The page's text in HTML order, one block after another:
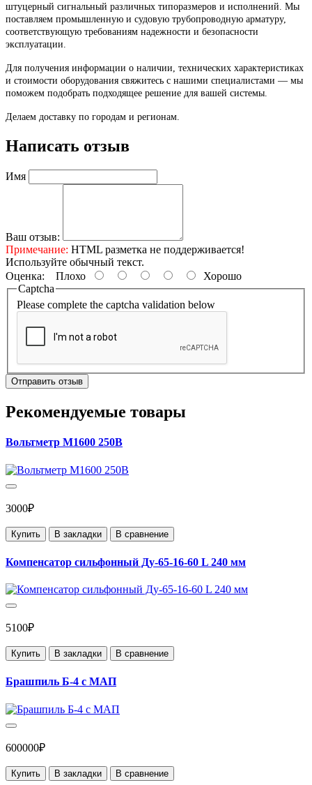
штуцерный сигнальный различных типоразмеров и исполнений. Мы
поставляем промышленную и судовую трубопроводную арматуру,
соответствующую требованиям надежности и безопасности
эксплуатации.
Для получения информации о наличии, технических характеристиках
и стоимости оборудования свяжитесь с нашими специалистами — мы
поможем подобрать подходящее решение для вашей системы.
Делаем доставку по городам и регионам.
Написать отзыв
Имя
Ваш отзыв:
Примечание: HTML разметка не поддерживается!
Используйте обычный текст.
Оценка: Плохо
Хорошо
Captcha
Please complete the captcha validation below
Отправить отзыв
Рекомендуемые товары
Вольтметр М1600 250В
3000₽
Купить В закладки В сравнение
Компенсатор сильфонный Ду-65-16-60 L 240 мм
5100₽
Купить В закладки В сравнение
Брашпиль Б-4 с МАП
600000₽
Купить В закладки В сравнение